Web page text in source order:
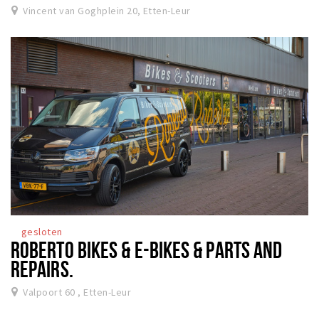
Vincent van Goghplein 20, Etten-Leur
gesloten
ROBERTO BIKES & E-BIKES & PARTS AND
REPAIRS.
Valpoort 60 , Etten-Leur